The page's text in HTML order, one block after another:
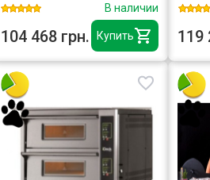
Купить
В наличии
104 468 грн. 119